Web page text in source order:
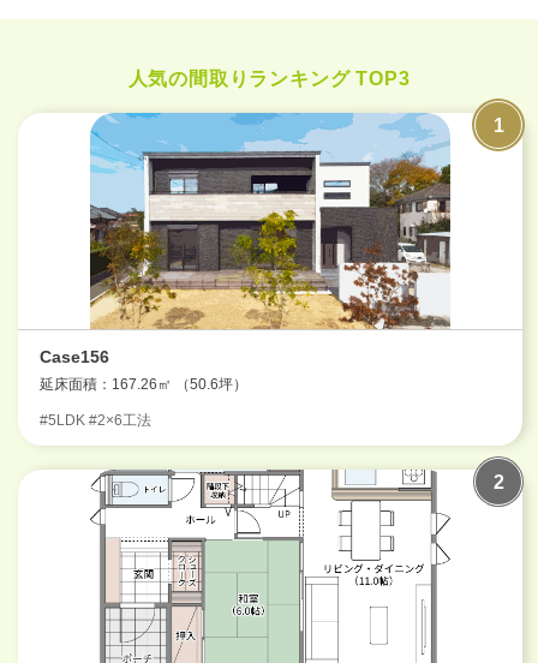
人気の間取りランキング TOP3
Case156
延床面積：167.26㎡ （50.6坪）
#5LDK #2×6工法